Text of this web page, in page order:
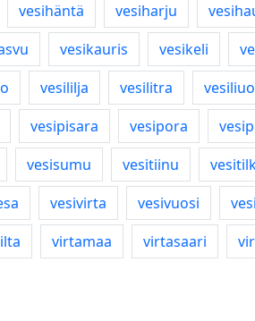
vesihäntä vesiharju
vesikauris vesikeli
vesililja vesilitra
vesipisara vesipora
vesisumu vesitiinu
vesivirta vesivuosi
virtamaa virtasaari